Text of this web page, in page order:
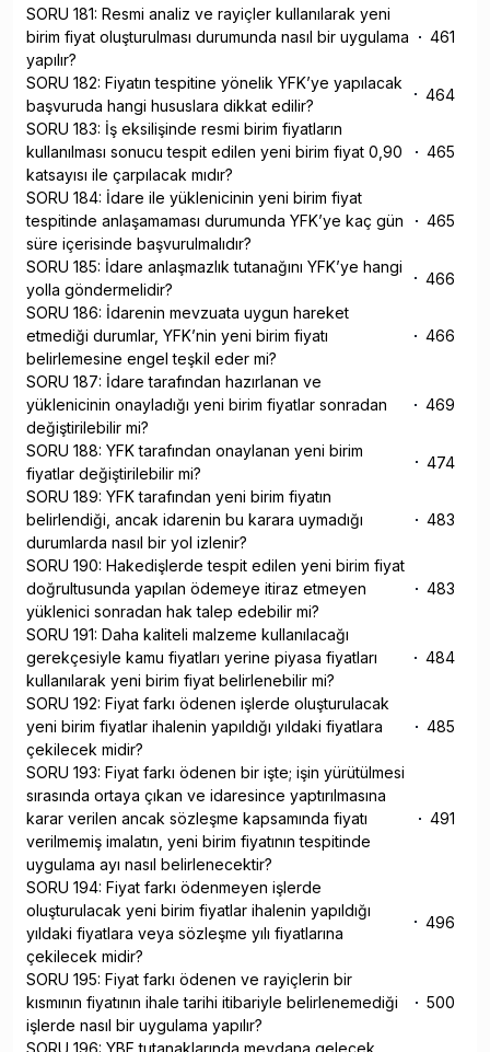
SORU 181: Resmi analiz ve rayiçler kullanılarak yeni
birim fiyat oluşturulması durumunda nasıl bir uygulama
yapılır?
461
SORU 182: Fiyatın tespitine yönelik YFK’ye yapılacak
başvuruda hangi hususlara dikkat edilir?
464
SORU 183: İş eksilişinde resmi birim fiyatların
kullanılması sonucu tespit edilen yeni birim fiyat 0,90
katsayısı ile çarpılacak mıdır?
465
SORU 184: İdare ile yüklenicinin yeni birim fiyat
tespitinde anlaşamaması durumunda YFK’ye kaç gün
süre içerisinde başvurulmalıdır?
465
SORU 185: İdare anlaşmazlık tutanağını YFK’ye hangi
yolla göndermelidir?
466
SORU 186: İdarenin mevzuata uygun hareket
etmediği durumlar, YFK’nin yeni birim fiyatı
belirlemesine engel teşkil eder mi?
466
SORU 187: İdare tarafından hazırlanan ve
yüklenicinin onayladığı yeni birim fiyatlar sonradan
değiştirilebilir mi?
469
SORU 188: YFK tarafından onaylanan yeni birim
fiyatlar değiştirilebilir mi?
474
SORU 189: YFK tarafından yeni birim fiyatın
belirlendiği, ancak idarenin bu karara uymadığı
durumlarda nasıl bir yol izlenir?
483
SORU 190: Hakedişlerde tespit edilen yeni birim fiyat
doğrultusunda yapılan ödemeye itiraz etmeyen
yüklenici sonradan hak talep edebilir mi?
483
SORU 191: Daha kaliteli malzeme kullanılacağı
gerekçesiyle kamu fiyatları yerine piyasa fiyatları
kullanılarak yeni birim fiyat belirlenebilir mi?
484
SORU 192: Fiyat farkı ödenen işlerde oluşturulacak
yeni birim fiyatlar ihalenin yapıldığı yıldaki fiyatlara
çekilecek midir?
485
SORU 193: Fiyat farkı ödenen bir işte; işin yürütülmesi
sırasında ortaya çıkan ve idaresince yaptırılmasına
karar verilen ancak sözleşme kapsamında fiyatı
verilmemiş imalatın, yeni birim fiyatının tespitinde
uygulama ayı nasıl belirlenecektir?
491
SORU 194: Fiyat farkı ödenmeyen işlerde
oluşturulacak yeni birim fiyatlar ihalenin yapıldığı
yıldaki fiyatlara veya sözleşme yılı fiyatlarına
çekilecek midir?
496
SORU 195: Fiyat farkı ödenen ve rayiçlerin bir
kısmının fiyatının ihale tarihi itibariyle belirlenemediği
işlerde nasıl bir uygulama yapılır?
500